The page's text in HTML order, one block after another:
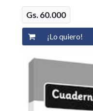
Gs. 60.000